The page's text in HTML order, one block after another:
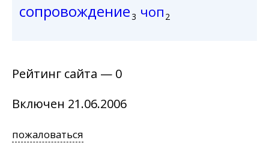
сопровождение3 чоп 2
Рейтинг сайта — 0
Включен 21.06.2006
пожаловаться